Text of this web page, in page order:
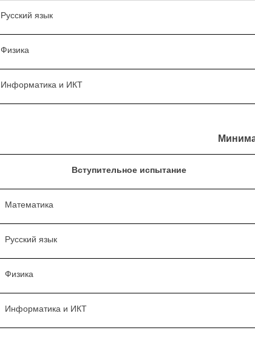
Русский язык
Физика
Информатика и ИКТ
Вступительное испытание
Математика
Русский язык
Физика
Информатика и ИКТ